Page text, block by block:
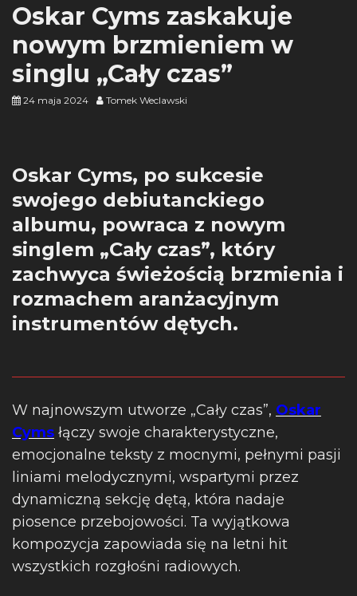
Oskar Cyms zaskakuje
nowym brzmieniem w
singlu „Cały czas”
24 maja 2024 Tomek Weclawski
Oskar Cyms, po sukcesie
swojego debiutanckiego
albumu, powraca z nowym
singlem „Cały czas”, który
zachwyca świeżością brzmienia i
rozmachem aranżacyjnym
instrumentów dętych.
W najnowszym utworze „Cały czas”, Oskar
Cyms łączy swoje charakterystyczne,
emocjonalne teksty z mocnymi, pełnymi pasji
liniami melodycznymi, wspartymi przez
dynamiczną sekcję dętą, która nadaje
piosence przebojowości. Ta wyjątkowa
kompozycja zapowiada się na letni hit
wszystkich rozgłośni radiowych.